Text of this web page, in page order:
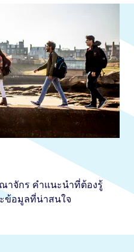
าจักร คําแนะนําที่ต้องรู้
ข้อมูลที่น่าสนใจ